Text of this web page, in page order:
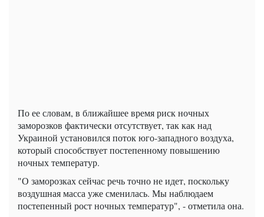
По ее словам, в ближайшее время риск ночных
заморозков фактически отсутствует, так как над
Украиной установился поток юго-западного воздуха,
который способствует постепенному повышению
ночных температур.
"О заморозках сейчас речь точно не идет, поскольку
воздушная масса уже сменилась. Мы наблюдаем
постепенный рост ночных температур", - отметила она.